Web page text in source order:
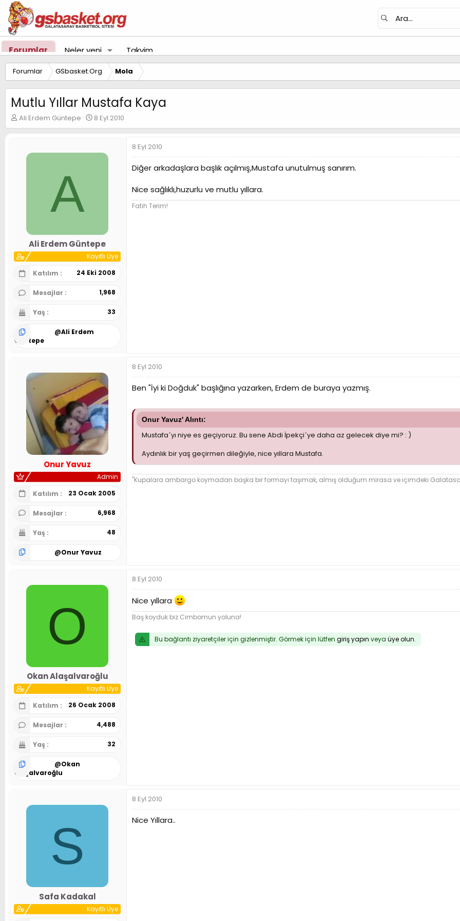
Forumlar Neler yeni Takvim
Forumlar GSbasket.Org Mola
Mutlu Yıllar Mustafa Kaya
K
o
Ali Erdem Güntepe
B
a
a
h
i
8 Eyl 2010
A
Ali Erdem Güntepe
Kayıtlı Üye
Katılım
24 Eki 2008
Mesajlar 1,968
Yaş 33
@Ali Erdem
Güntepe
8 Eyl 2010
Diğer arkadaşlara başlık açılmış,Mustafa unutulmuş sanırım.
Nice sağlıklı,huzurlu ve mutlu yıllara.
Fatih Terim!
Onur Yavuz
Admin
Katılım
23 Ocak 2005
Mesajlar 6,968
Yaş 48
@Onur Yavuz
8 Eyl 2010
Ben "İyi ki Doğduk" başlığına yazarken, Erdem de buraya yazmış.
Onur Yavuz' Alıntı:
Mustafa´yı niye es geçiyoruz. Bu sene Abdi İpekçi´ye daha az gelecek diye mi? : )
Aydınlık bir yaş geçirmen dileğiyle, nice yıllara Mustafa.
"Kupalara ambargo koymadan başka bir formayı taşımak, almış olduğum mirasa ve içimdeki
O
Okan Alaşalvaroğlu
Kayıtlı Üye
Katılım
26 Ocak 2008
Mesajlar 4,488
Yaş 32
@Okan
Alaşalvaroğlu
8 Eyl 2010
Nice yıllara
Baş koyduk biz Cimbomun yoluna!
Bu bağlantı ziyaretçiler için gizlenmiştir. Görmek için lütfen giriş yapın veya üye olun.
S
Safa Kadakal
Kayıtlı Üye
8 Eyl 2010
Nice Yıllara..